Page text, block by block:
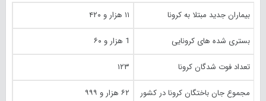
بیماران جدید مبتلا به کرونا ۱۱ هزار و ۴۲۰
بستری شده های کرونایی 1 هزار و ۶۰
تعداد فوت شدگان کرونا ۱۲۳
مجموع جان باختگان کرونا در کشور ۶۲ هزار و ۹۹۹